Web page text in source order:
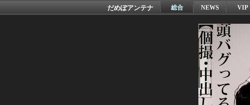
だめぽアンテナ 総合 NEWS VIP